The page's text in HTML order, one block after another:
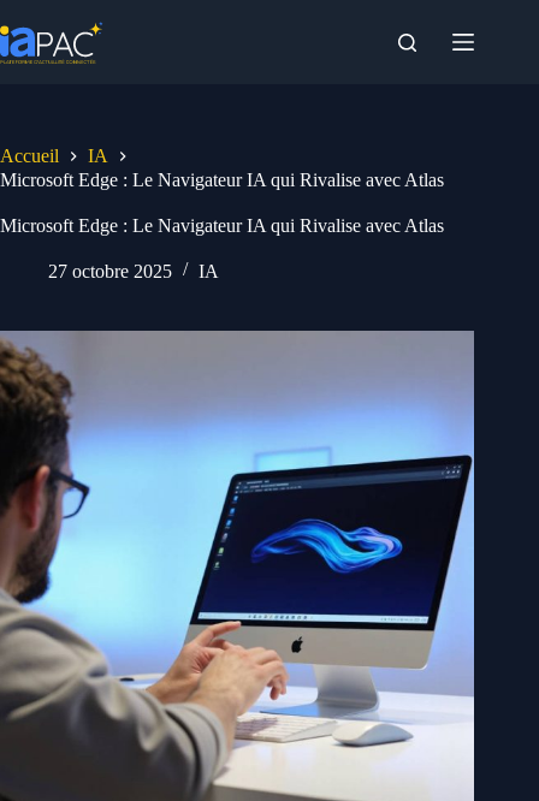
au
contenu
Accueil
IA
Microsoft Edge : Le Navigateur IA qui Rivalise avec Atlas
Microsoft Edge : Le Navigateur IA qui Rivalise avec Atlas
27 octobre 2025 IA